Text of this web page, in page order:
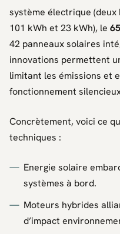
système électrique
101 kWh et 23 kWh), le
42 panneaux solaires
innovations permettent
limitant les émissions et
fonctionnement
Concrètement, voici ce
techniques :
Energie solaire
systèmes à bord.
Moteurs hybrides
d’impact